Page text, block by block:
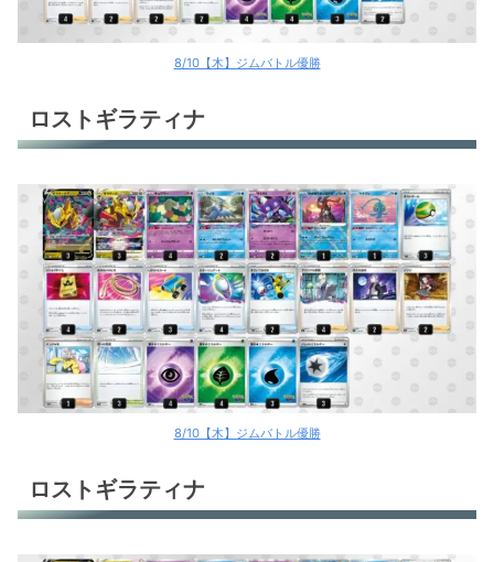
8/10【木】ジムバトル優勝
ロストギラティナ
8/10【木】ジムバトル優勝
ロストギラティナ